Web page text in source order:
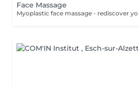
Face Massage